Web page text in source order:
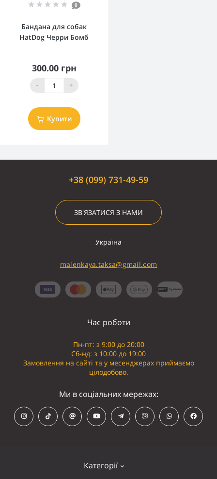
0
Бандана для собак
HatDog Черри Бомб
300.00 грн
- +
Купити
+38 (099) 731-49-59
ЗВ'ЯЗАТИСЯ З НАМИ
Україна
malenkaya.taksa@gmail.com
Категорії
Час роботи
Пн-пт: з 9:00 до 20:00
Сб-нд: з 10:00 до 19:00
Замовлення на сайті та у месенджерах приймаємо
цілодобово.
Ми в соціальних мережах: